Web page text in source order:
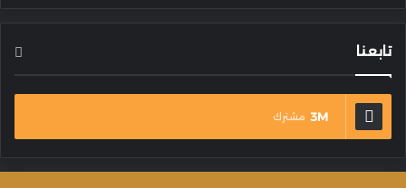
تابعنا
3M مشترك